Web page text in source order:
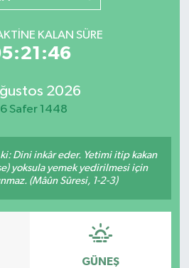
KALAN SÜRE
2026
Safer 1448
Dini inkâr eder. Yetimi itip kakan
yoksula yemek yedirilmesi için
(Mâûn Sûresi, 1-2-3)
GÜNEŞ